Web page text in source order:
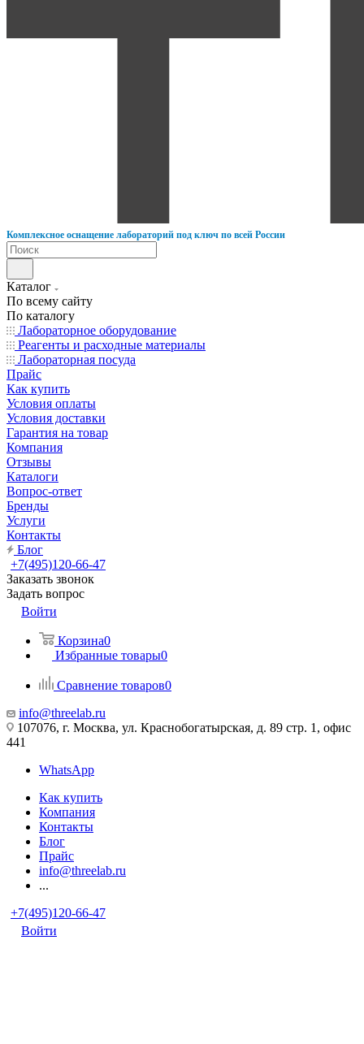
Комплексное оснащение лабораторий под ключ по всей России
Каталог
По всему сайту
По каталогу
Лабораторное оборудование
Реагенты и расходные материалы
Лабораторная посуда
Прайс
Как купить
Условия оплаты
Условия доставки
Гарантия на товар
Компания
Отзывы
Каталоги
Вопрос-ответ
Бренды
Услуги
Контакты
Блог
+7(495)120-66-47
Заказать звонок
Задать вопрос
Войти
Корзина0
Избранные товары0
Сравнение товаров0
info@threelab.ru
107076, г. Москва, ул. Краснобогатырская, д. 89 стр. 1, офис
441
WhatsApp
Как купить
Компания
Контакты
Блог
Прайс
info@threelab.ru
...
+7(495)120-66-47
Войти